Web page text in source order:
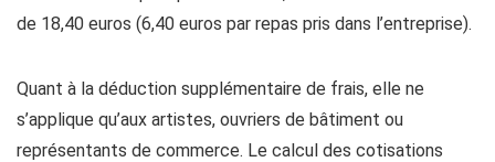
de 18,40 euros (6,40 euros par repas pris dans l’entreprise).
Quant à la déduction supplémentaire de frais, elle ne
s’applique qu’aux artistes, ouvriers de bâtiment ou
représentants de commerce. Le calcul des cotisations